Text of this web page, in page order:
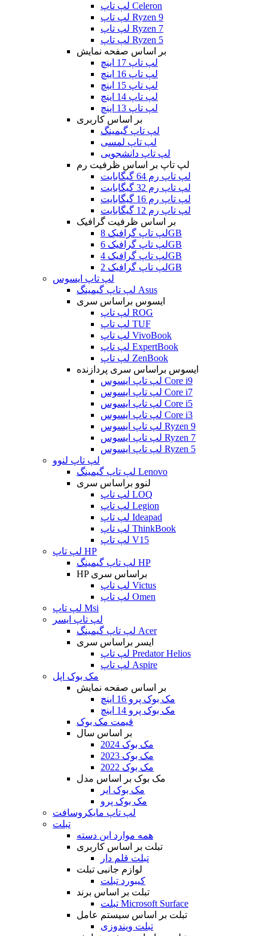
لپ تاپ Celeron
لپ تاپ Ryzen 9
لپ تاپ Ryzen 7
لپ تاپ Ryzen 5
بر اساس صفحه نمایش
لپ تاپ 17 اینچ
لپ تاپ 16 اینچ
لپ تاپ 15 اینچ
لپ تاپ 14 اینچ
لپ تاپ 13 اینچ
بر اساس کاربری
لپ تاپ گیمینگ
لپ تاپ لمسی
لپ تاپ دانشجویی
لپ تاپ بر اساس ظرفیت رم
لپ تاپ رم 64 گیگابایت
لپ تاپ رم 32 گیگابایت
لپ تاپ رم 16 گیگابایت
لپ تاپ رم 12 گیگابایت
بر اساس ظرفیت گرافیک
لپ تاپ گرافیک 8GB
لپ تاپ گرافیک 6GB
لپ تاپ گرافیک 4GB
لپ تاپ گرافیک 2GB
لپ تاپ ایسوس
لپ تاپ گیمینگ Asus
ایسوس براساس سری
لپ تاپ ROG
لپ تاپ TUF
لپ تاپ VivoBook
لپ تاپ ExpertBook
لپ تاپ ZenBook
ایسوس براساس سری پردازنده
لپ تاپ ایسوس Core i9
لپ تاپ ایسوس Core i7
لپ تاپ ایسوس Core i5
لپ تاپ ایسوس Core i3
لپ تاپ ایسوس Ryzen 9
لپ تاپ ایسوس Ryzen 7
لپ تاپ ایسوس Ryzen 5
لپ تاپ لنوو
لپ تاپ گیمینگ Lenovo
لنوو براساس سری
لپ تاپ LOQ
لپ تاپ Legion
لپ تاپ Ideapad
لپ تاپ ThinkBook
لپ تاپ V15
لپ تاپ HP
لپ تاپ گیمینگ HP
HP براساس سری
لپ تاپ Victus
لپ تاپ Omen
لپ تاپ Msi
لپ تاپ ایسر
لپ تاپ گیمینگ Acer
ایسر براساس سری
لپ تاپ Predator Helios
لپ تاپ Aspire
مک بوک اپل
بر اساس صفحه نمایش
مک بوک پرو 16 اینچ
مک بوک پرو 14 اینچ
قیمت مک بوک
بر اساس سال
مک بوک 2024
مک بوک 2023
مک بوک 2022
مک بوک بر اساس مدل
مک بوک ایر
مک بوک پرو
لپ تاپ مایکروسافت
تبلت
همه موارد این دسته
تبلت بر اساس کاربری
تبلت قلم دار
لوازم جانبی تبلت
کیبورد تبلت
تبلت بر اساس برند
تبلت Microsoft Surface
تبلت بر اساس سیستم عامل
تبلت ویندوزی